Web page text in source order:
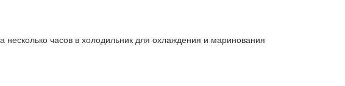
часов в холодильник для охлаждения и маринования